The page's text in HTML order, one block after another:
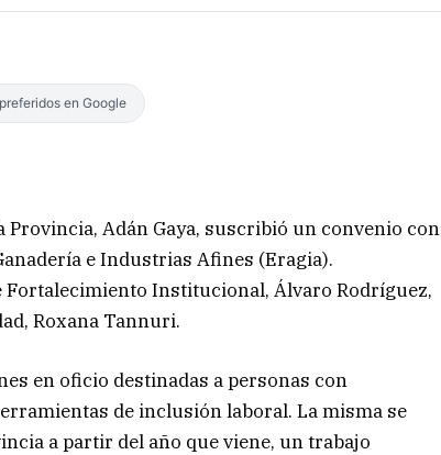
en Google
Adán Gaya, suscribió un convenio con
e Industrias Afines (Eragia).
Institucional, Álvaro Rodríguez,
Roxana Tannuri.
en oficio destinadas a personas con
de inclusión laboral. La misma se
a partir del año que viene, un trabajo